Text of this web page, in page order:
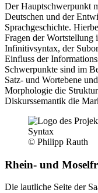
Der Hauptschwerpunkt
Deutschen und der
Sprachgeschichte.
Fragen der Wortstellung
Infinitivsyntax, der
Einfluss der
Schwerpunkte sind im
Satz- und Wortebene
Morphologie die
Diskurssemantik die
© Philipp Rauth
Rhein- und
Die lautliche Seite der